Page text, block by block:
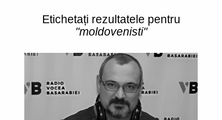
Etichetați rezultatele pentru
"moldovenisti"